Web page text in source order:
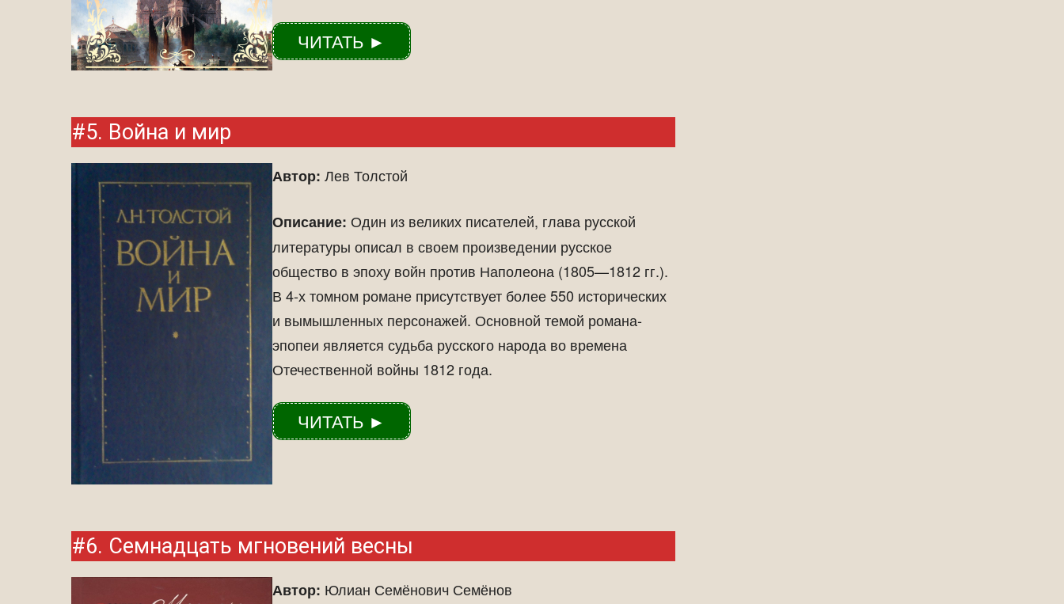
ЧИТАТЬ ►
#5. Война и мир
Автор: Лев Толстой
Описание: Один из великих писателей, глава русской
литературы описал в своем произведении русское
общество в эпоху войн против Наполеона (1805—1812 гг.).
В 4-х томном романе присутствует более 550 исторических
и вымышленных персонажей. Основной темой романа-
эпопеи является судьба русского народа во времена
Отечественной войны 1812 года.
ЧИТАТЬ ►
#6. Семнадцать мгновений весны
Автор: Юлиан Семёнович Семёнов